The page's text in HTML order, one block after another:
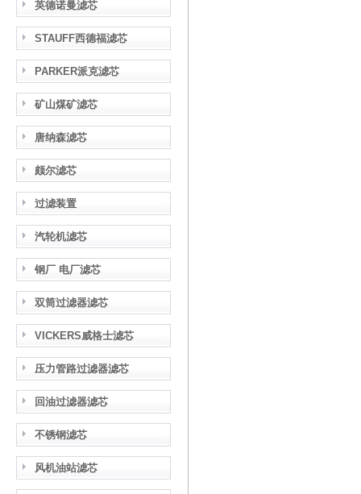
英德诺曼滤芯
STAUFF西德福滤芯
PARKER派克滤芯
矿山煤矿滤芯
唐纳森滤芯
颇尔滤芯
过滤装置
汽轮机滤芯
钢厂 电厂滤芯
双筒过滤器滤芯
VICKERS威格士滤芯
压力管路过滤器滤芯
回油过滤器滤芯
不锈钢滤芯
风机油站滤芯